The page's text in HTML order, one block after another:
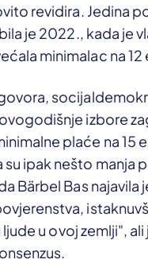
revidira. Jedina
je 2022., kada je
minimalac na 12
izbore
plaće na 15
ipak nešto manja
Bärbel Bas najavila
ljude u ovoj zemlji",